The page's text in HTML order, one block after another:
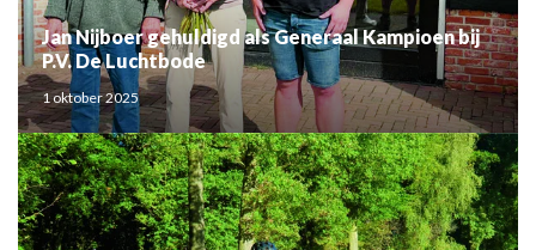
Jan Nijboer gehuldigd als Generaal Kampioen bij
P.V. De Luchtbode
1 oktober 2025